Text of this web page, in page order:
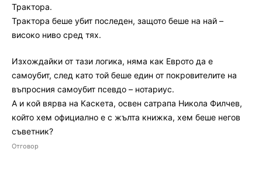
Трактора.
Трактора беше убит последен, защото беше на най –
високо ниво сред тях.
Изхождайки от тази логика, няма как Еврото да е
самоубит, след като той беше един от покровителите на
въпросния самоубит псевдо – нотариус.
А и кой вярва на Каскета, освен сатрапа Никола Филчев,
който хем официално е с жълта книжка, хем беше негов
съветник?
Отговор